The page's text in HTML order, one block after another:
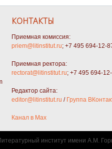
КОНТАКТЫ
Приемная комиссия:
priem@litinstitut.ru; +7 495 694-12-
Приемная ректора:
rectorat@litinstitut.ru; +7 495 694-
Редактор сайта:
editor@litinstitut.ru / Группа
Канал в Max
институт имени А.М.